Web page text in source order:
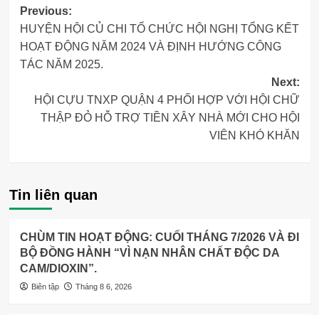
Post
navigation
Previous:
HUYỆN HỘI CỦ CHI TỔ CHỨC HỘI NGHỊ TỔNG KẾT
HOẠT ĐỘNG NĂM 2024 VÀ ĐỊNH HƯỚNG CÔNG
TÁC NĂM 2025.
Next:
HỘI CỰU TNXP QUẬN 4 PHỐI HỢP VỚI HỘI CHỮ
THẬP ĐỎ HỖ TRỢ TIỀN XÂY NHÀ MỚI CHO HỘI
VIÊN KHÓ KHĂN
Tin liên quan
CHÙM TIN HOẠT ĐỘNG: CUỐI THÁNG 7/2026 VÀ ĐI
BỘ ĐỒNG HÀNH “VÌ NẠN NHÂN CHẤT ĐỘC DA
CAM/DIOXIN”.
Biên tập Tháng 8 6, 2026